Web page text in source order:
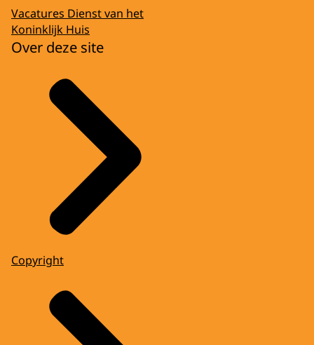
Vacatures Dienst van het
Koninklijk Huis
Over deze site
Copyright